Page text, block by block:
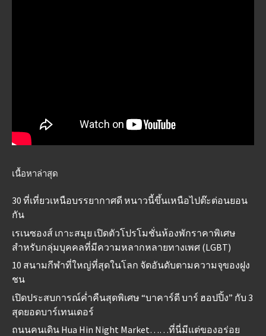
เนื้อหาล่าสุด
30 ที่เที่ยวเหนือบรรยากาศดี หนาวนี้ขึ้นเหนือไปต๊ะต่อนยอน
กัน
เรเนซองส์ เกาะสมุย เปิดตัวโปรโมชั่นห้องพักราคาพิเศษ
สำหรับกลุ่มบุคคลที่มีความหลากหลายทางเพศ (LGBT)
10 สนามกีฬาที่ใหญ่ที่สุดในโลก จัดอันดับตามความจุของฝูง
ชน
เปิดประสบการณ์ค่ำคืนสุดพิเศษ “บาคาร์ดี บาร์ ฮอปปิ้ง” กับ 3
สุดยอดบาร์เทนเดอร์
ถนนคนเดิน Hua Hin Night Market……ที่นี่มีแต่ของอร่อย